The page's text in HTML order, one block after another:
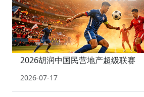
2026胡润中国民营地产超级联赛
2026-07-17